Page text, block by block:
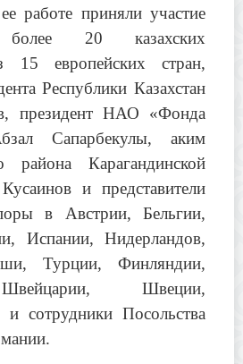
работе приняли участие
более 20 казахских
15 европейских стран,
Республики Казахстан
президент НАО «Фонда
Сапарбекулы, аким
района Карагандинской
и представители
в Австрии, Бельгии,
Испании, Нидерландов,
Турции, Финляндии,
Швеции,
и сотрудники Посольства